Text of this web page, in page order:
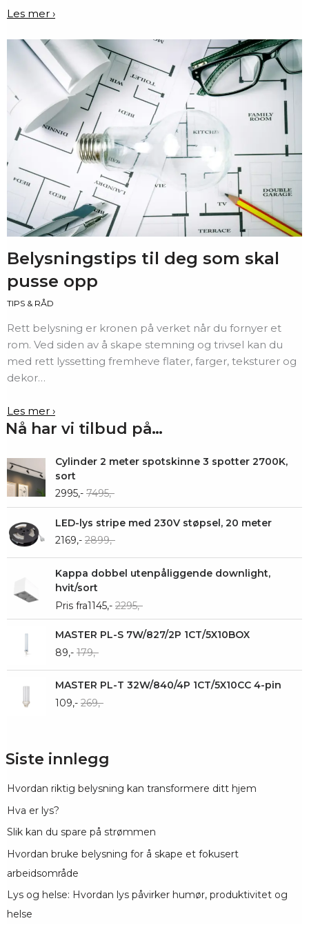
Les mer ›
Belysningstips til deg som skal
pusse opp
TIPS & RÅD
Rett belysning er kronen på verket når du fornyer et
rom. Ved siden av å skape stemning og trivsel kan du
med rett lyssetting fremheve flater, farger, teksturer og
dekor…
Les mer ›
Nå har vi tilbud på…
Cylinder 2 meter spotskinne 3 spotter 2700K,
sort
2995,- 7495,-
LED-lys stripe med 230V støpsel, 20 meter
2169,- 2899,-
Kappa dobbel utenpåliggende downlight,
hvit/sort
Pris fra1145,- 2295,-
MASTER PL-S 7W/827/2P 1CT/5X10BOX
89,- 179,-
MASTER PL-T 32W/840/4P 1CT/5X10CC 4-pin
109,- 269,-
Siste innlegg
Hvordan riktig belysning kan transformere ditt hjem
Hva er lys?
Slik kan du spare på strømmen
Hvordan bruke belysning for å skape et fokusert
arbeidsområde
Lys og helse: Hvordan lys påvirker humør, produktivitet og
helse